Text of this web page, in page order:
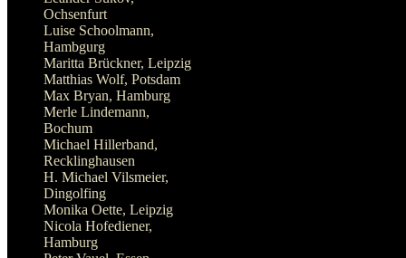
Ochsenfurt
Luise Schoolmann,
Hambgurg
Maritta Brückner, Leipzig
Matthias Wolf, Potsdam
Max Bryan, Hamburg
Merle Lindemann,
Bochum
Michael Hillerband,
Recklinghausen
H. Michael Vilsmeier,
Dingolfing
Monika Oette, Leipzig
Nicola Hofediener,
Hamburg